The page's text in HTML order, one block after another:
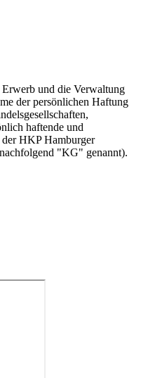
Erwerb und die Verwaltung
der persönlichen Haftung
haftende und
der HKP Hamburger
"KG" genannt).